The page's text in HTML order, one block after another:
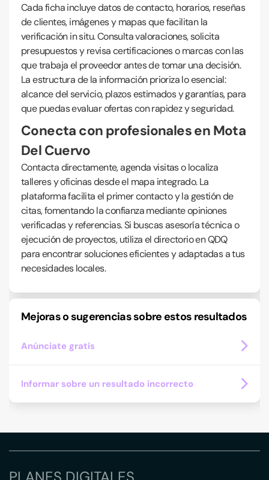
Cada ficha incluye datos de contacto, horarios, reseñas
de clientes, imágenes y mapas que facilitan la
verificación in situ. Consulta valoraciones, solicita
presupuestos y revisa certificaciones o marcas con las
que trabaja el proveedor antes de tomar una decisión.
La estructura de la información prioriza lo esencial:
alcance del servicio, plazos estimados y garantías, para
que puedas evaluar ofertas con rapidez y seguridad.
Conecta con profesionales en Mota
Del Cuervo
Contacta directamente, agenda visitas o localiza
talleres y oficinas desde el mapa integrado. La
plataforma facilita el primer contacto y la gestión de
citas, fomentando la confianza mediante opiniones
verificadas y referencias. Si buscas asesoría técnica o
ejecución de proyectos, utiliza el directorio en QDQ
para encontrar soluciones eficientes y adaptadas a tus
necesidades locales.
Mejoras o sugerencias sobre estos resultados
Anúnciate gratis
Informar sobre un resultado incorrecto